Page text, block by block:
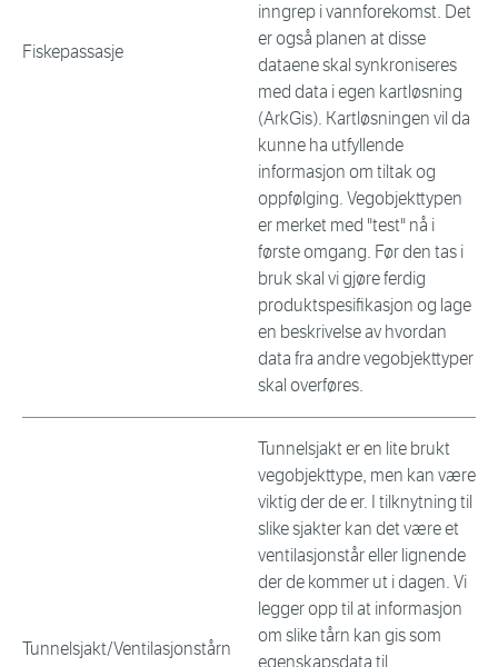
Fiskepassasje
inngrep i vannforekomst. Det
er også planen at disse
dataene skal synkroniseres
med data i egen kartløsning
(ArkGis). Kartløsningen vil da
kunne ha utfyllende
informasjon om tiltak og
oppfølging. Vegobjekttypen
er merket med "test" nå i
første omgang. Før den tas i
bruk skal vi gjøre ferdig
produktspesifikasjon og lage
en beskrivelse av hvordan
data fra andre vegobjekttyper
skal overføres.
Tunnelsjakt/Ventilasjonstårn
Tunnelsjakt er en lite brukt
vegobjekttype, men kan være
viktig der de er. I tilknytning til
slike sjakter kan det være et
ventilasjonstår eller lignende
der de kommer ut i dagen. Vi
legger opp til at informasjon
om slike tårn kan gis som
egenskapsdata til